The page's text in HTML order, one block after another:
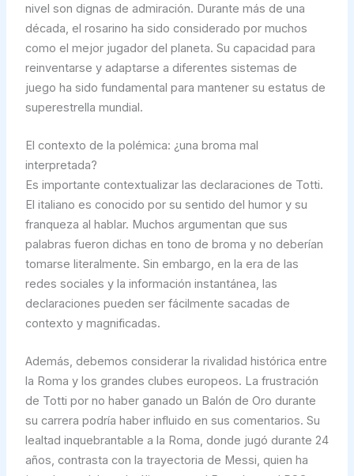
nivel son dignas de admiración. Durante más de una
década, el rosarino ha sido considerado por muchos
como el mejor jugador del planeta. Su capacidad para
reinventarse y adaptarse a diferentes sistemas de
juego ha sido fundamental para mantener su estatus de
superestrella mundial.
El contexto de la polémica: ¿una broma mal
interpretada?
Es importante contextualizar las declaraciones de Totti.
El italiano es conocido por su sentido del humor y su
franqueza al hablar. Muchos argumentan que sus
palabras fueron dichas en tono de broma y no deberían
tomarse literalmente. Sin embargo, en la era de las
redes sociales y la información instantánea, las
declaraciones pueden ser fácilmente sacadas de
contexto y magnificadas.
Además, debemos considerar la rivalidad histórica entre
la Roma y los grandes clubes europeos. La frustración
de Totti por no haber ganado un Balón de Oro durante
su carrera podría haber influido en sus comentarios. Su
lealtad inquebrantable a la Roma, donde jugó durante 24
años, contrasta con la trayectoria de Messi, quien ha